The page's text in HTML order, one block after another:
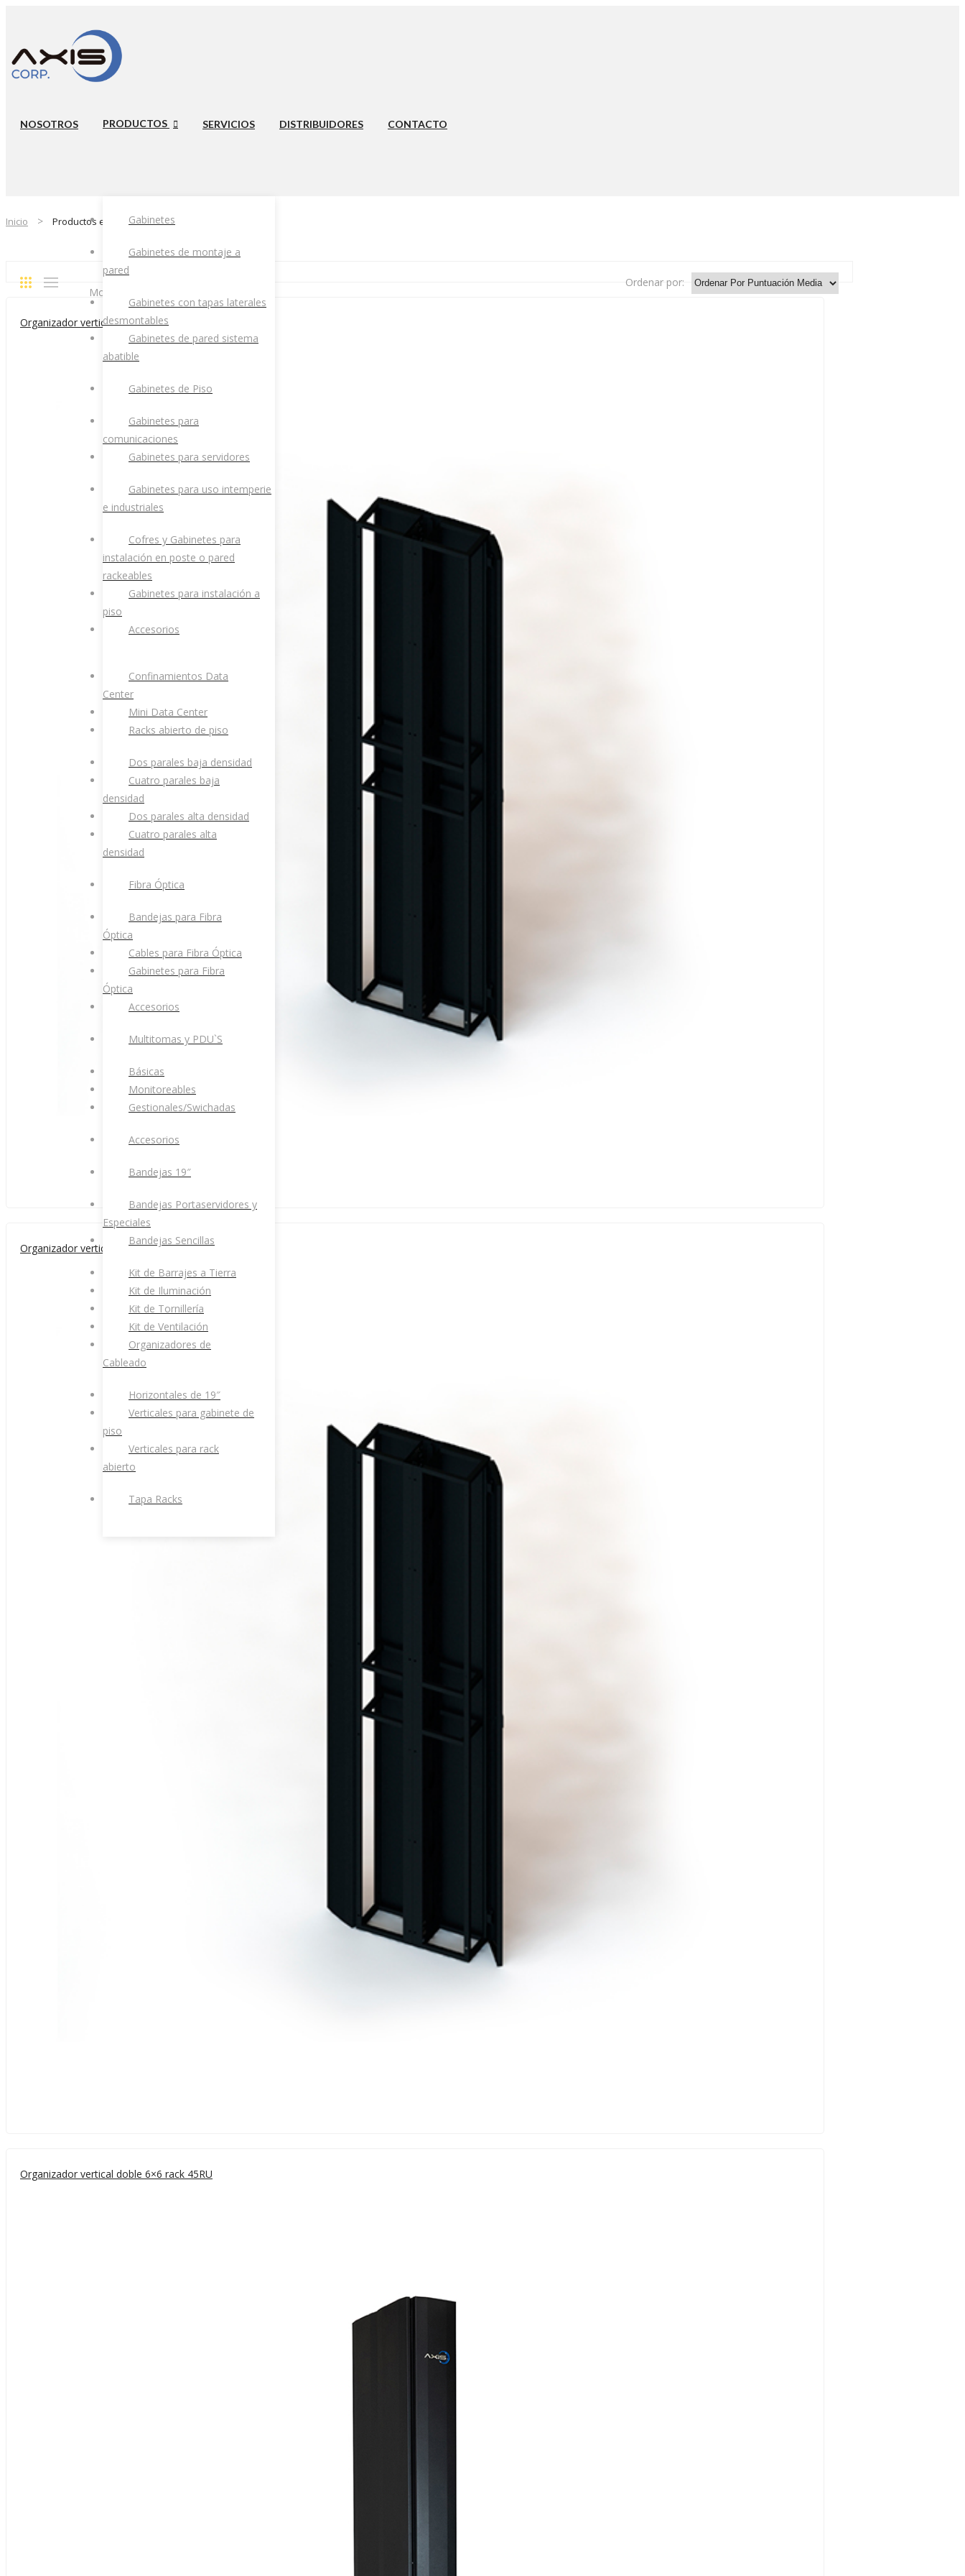
NOSOTROS PRODUCTOS
Gabinetes
Gabinetes de montaje a
pared
Gabinetes con tapas laterales
desmontables
Gabinetes de pared sistema
abatible
Gabinetes de Piso
Gabinetes para
comunicaciones
Gabinetes para servidores
Gabinetes para uso intemperie
e industriales
Cofres y Gabinetes para
instalación en poste o pared
rackeables
Gabinetes para instalación a
piso
Accesorios
Confinamientos Data
Center
Mini Data Center
Racks abierto de piso
Dos parales baja densidad
Cuatro parales baja
densidad
Dos parales alta densidad
Cuatro parales alta
densidad
Fibra Óptica
Bandejas para Fibra
Óptica
Cables para Fibra Óptica
Gabinetes para Fibra
Óptica
Accesorios
Multitomas y PDU`S
Básicas
Monitoreables
Gestionales/Swichadas
Accesorios
Bandejas 19″
Bandejas Portaservidores y
Especiales
Bandejas Sencillas
Kit de Barrajes a Tierra
Kit de Iluminación
Kit de Tornillería
Kit de Ventilación
Organizadores de
Cableado
Horizontales de 19″
Verticales para gabinete de
piso
Verticales para rack
abierto
Tapa Racks
SERVICIOS DISTRIBUIDORES CONTACTO
Inicio Productos etiquetados “rack abierto”
Mostrando 1–12 de 24 resultados
puntuación
Ordenar por:
Organizador vertical doble 6×12 rack 45RU
Organizador vertical doble 6×12 rack 40RU
Organizador vertical doble 6×6 rack 45RU